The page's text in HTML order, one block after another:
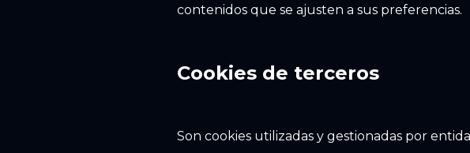
contenidos que se ajusten a sus preferencias.
Cookies de terceros
Son cookies utilizadas y gestionadas por